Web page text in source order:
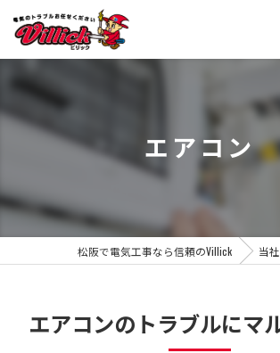
エアコン
松阪で電気工事なら信頼のVillick 当
エアコンのトラブルにマ